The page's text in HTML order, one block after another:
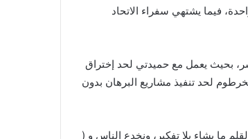
فيما يشتهي سفراء الاتحاد
بحيث يعمل مع حميدتي لحد إختراق
لحد تنفيذ مشاريع البرهان بدون
ما يشاء بلا تفكير، ونخدع الناس و (